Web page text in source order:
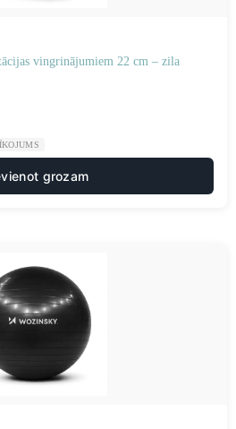
vingrinājumiem 22 cm – zila
grozam